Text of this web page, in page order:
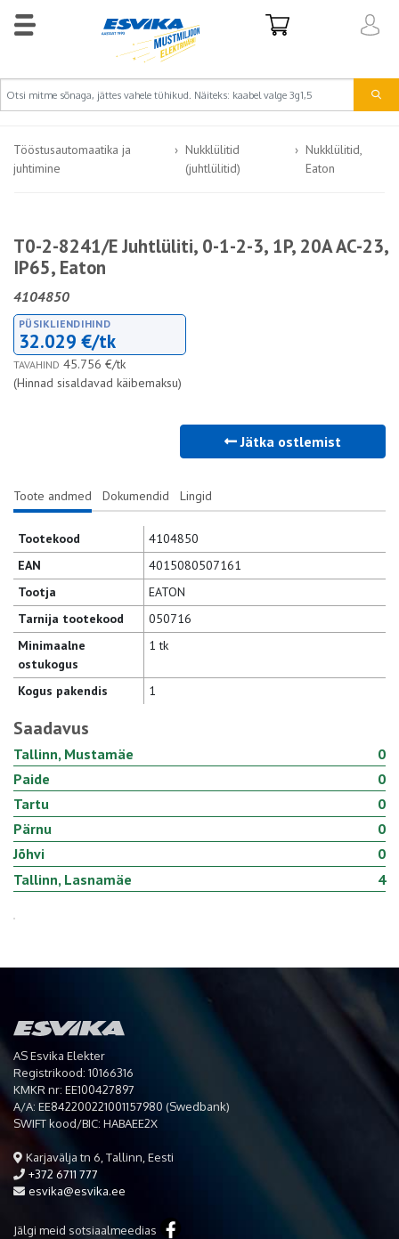
Tööstusautomaatika ja
juhtimine
Nukklülitid
(juhtlülitid)
Nukklülitid,
Eaton
T0-2-8241/E Juhtlüliti, 0-1-2-3, 1P, 20A AC-23,
IP65, Eaton
4104850
PÜSIKLIENDIHIND
32.029 €/tk
TAVAHIND 45.756 €/tk
(Hinnad sisaldavad käibemaksu)
Jätka ostlemist
Toote andmed Dokumendid Lingid
Tootekood
4104850
EAN
4015080507161
Tootja
EATON
Tarnija tootekood
050716
Minimaalne
ostukogus
1 tk
Kogus pakendis 1
Saadavus
Tallinn, Mustamäe
0
Paide
0
Tartu
0
Pärnu
0
Jõhvi
0
Tallinn, Lasnamäe
4
AS Esvika Elekter
Registrikood: 10166316
KMKR nr: EE100427897
A/A: EE842200221001157980 (Swedbank)
SWIFT kood/BIC: HABAEE2X
Karjavälja tn 6, Tallinn, Eesti
+372 6711 777
esvika@esvika.ee
Jälgi meid sotsiaalmeedias